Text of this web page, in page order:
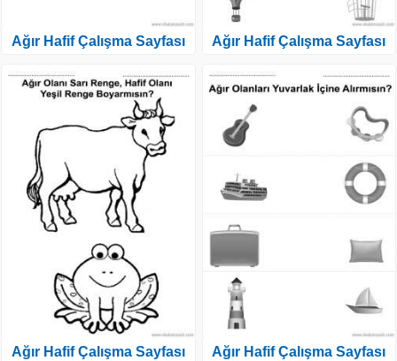
Ağır Hafif Çalışma Sayfası
Ağır Hafif Çalışma Sayfası
Ağır Hafif Çalışma Sayfası
Ağır Hafif Çalışma Sayfası